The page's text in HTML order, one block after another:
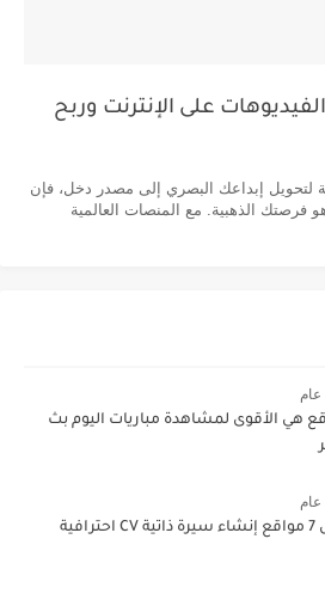
الفيديوهات على الإنترنت وربح
لتحويل إبداعك البصري إلى مصدر دخل، فإن
فرصتك الذهبية. مع المنصات العالمية
عام
هي الأقوى لمشاهدة مباريات اليوم بث
عام
أفضل 7 مواقع إنشاء سيرة ذاتية CV احترافية